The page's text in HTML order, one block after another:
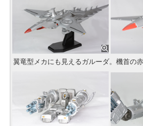
翼竜型メカにも見えるガルーダ。機首の